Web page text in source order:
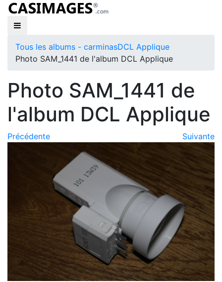
Tous les albums - carminasDCL Applique
Photo SAM_1441 de l'album DCL Applique
Photo SAM_1441 de
l'album DCL Applique
Précédente Suivante